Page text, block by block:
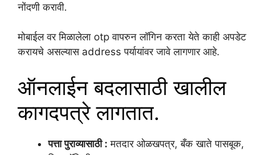
नोंदणी करावी.
मोबाईल वर मिळालेला otp वापरुन लॉगिन करता येते काही अपडेट
करायचे असल्यास address पर्यायांवर जावे लागणार आहे.
ऑनलाईन बदलासाठी खालील
कागदपत्रे लागतात.
पत्ता पुराव्यासाठी : मतदार ओळखपत्र, बँक खाते पासबूक,